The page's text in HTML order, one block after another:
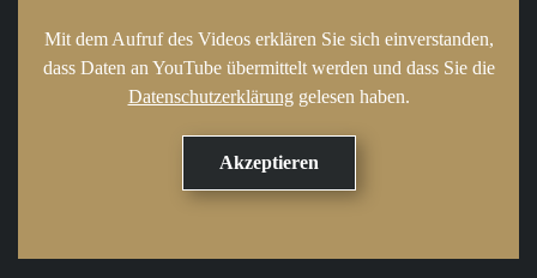
Mit dem Aufruf des Videos erklären Sie sich einverstanden,
dass Daten an YouTube übermittelt werden und dass Sie die
Datenschutzerklärung gelesen haben.